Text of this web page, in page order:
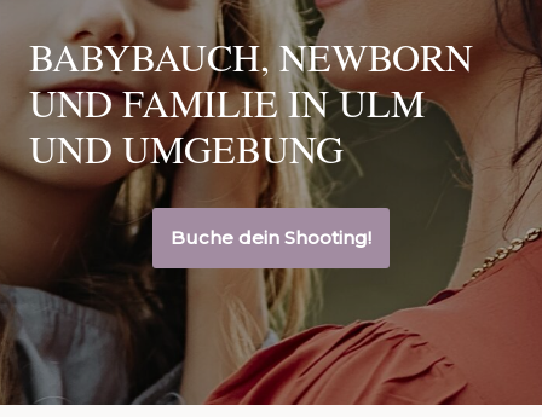
BABYBAUCH, NEWBORN
UND FAMILIE IN ULM
UND UMGEBUNG
Buche dein Shooting!